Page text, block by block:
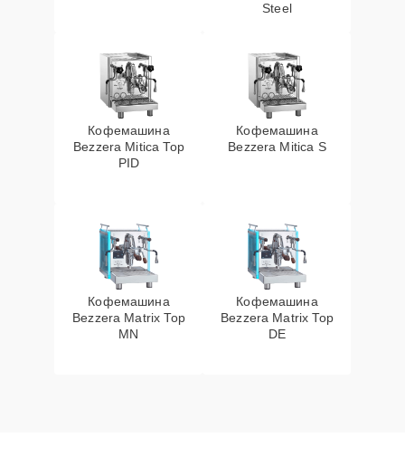
Steel
Кофемашина
Bezzera Mitica Top
PID
Кофемашина
Bezzera Mitica S
Кофемашина
Bezzera Matrix Top
MN
Кофемашина
Bezzera Matrix Top
DE